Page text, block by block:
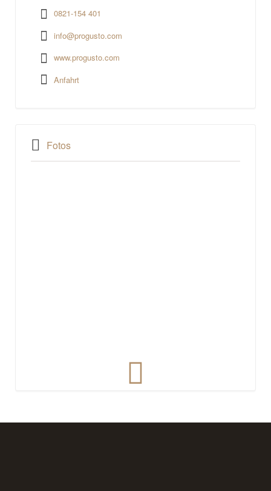
0821-154 401
info@progusto.com
www.progusto.com
Anfahrt
Fotos